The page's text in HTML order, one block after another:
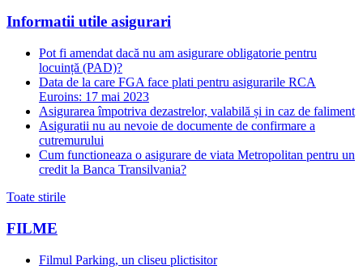
Informatii utile asigurari
Pot fi amendat dacă nu am asigurare obligatorie pentru
locuință (PAD)?
Data de la care FGA face plati pentru asigurarile RCA
Euroins: 17 mai 2023
Asigurarea împotriva dezastrelor, valabilă și in caz de faliment
Asiguratii nu au nevoie de documente de confirmare a
cutremurului
Cum functioneaza o asigurare de viata Metropolitan pentru un
credit la Banca Transilvania?
Toate stirile
FILME
Filmul Parking, un cliseu plictisitor